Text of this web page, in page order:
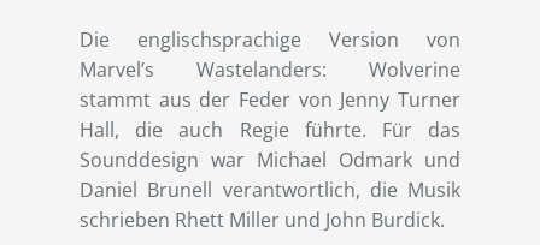
Die englischsprachige Version von
Marvel’s Wastelanders: Wolverine
stammt aus der Feder von Jenny Turner
Hall, die auch Regie führte. Für das
Sounddesign war Michael Odmark und
Daniel Brunell verantwortlich, die Musik
schrieben Rhett Miller und John Burdick.